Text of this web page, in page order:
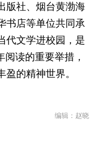
社、烟台黄渤海
书店等单位共同承
代文学进校园，是
阅读的重要举措，
的精神世界。
编辑：赵晓